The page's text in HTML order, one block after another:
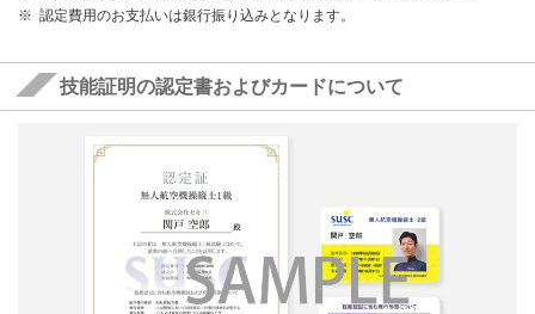
認定費用のお支払いは銀行振り込みとなります。
技能証明の認定書およびカードについて